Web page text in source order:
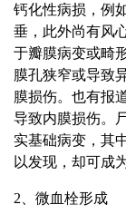
钙化性病损，例
垂，此外尚有风
于瓣膜病变或畸
膜孔狭窄或导致
膜损伤。也有报
导致内膜损伤。
实基础病变，其
以发现，却可成
2、微血栓形成